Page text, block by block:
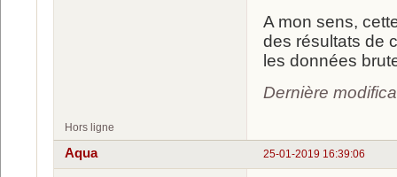
A mon sens,
des résultats de
les données
Dernière
Hors ligne
25-01-2019 16:39:06
Aqua